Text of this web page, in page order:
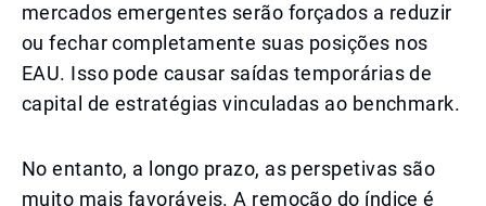
mercados emergentes serão forçados a reduzir
ou fechar completamente suas posições nos
EAU. Isso pode causar saídas temporárias de
capital de estratégias vinculadas ao benchmark.
No entanto, a longo prazo, as perspetivas são
muito mais favoráveis. A remoção do índice é